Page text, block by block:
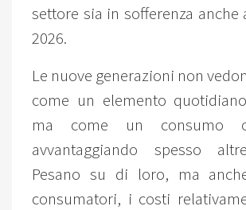
settore sia in sofferenza
2026.
Le nuove generazioni non
come un elemento
ma come un consumo
avvantaggiando spesso
Pesano su di loro, ma
consumatori, i costi